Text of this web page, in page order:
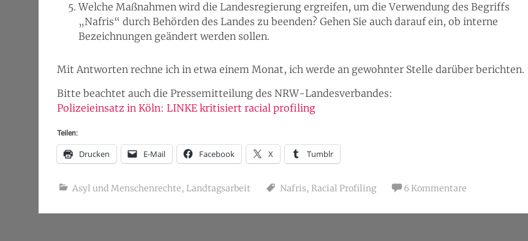
Welche Maßnahmen wird die Landesregierung ergreifen, um die Verwendung des Begriffs
„Nafris“ durch Behörden des Landes zu beenden? Gehen Sie auch darauf ein, ob interne
Bezeichnungen geändert werden sollen.
Mit Antworten rechne ich in etwa einem Monat, ich werde an gewohnter Stelle darüber berichten.
Bitte beachtet auch die Pressemitteilung des NRW-Landesverbandes:
Polizeieinsatz in Köln: LINKE kritisiert racial profiling
Teilen:
Drucken E-Mail Facebook X Tumblr
Asyl und Menschenrechte, Landtagsarbeit Nafris, Racial Profiling 6 Kommentare